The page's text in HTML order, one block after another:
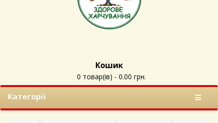
Кошик
0 товар(ів) - 0.00 грн.
Категорії